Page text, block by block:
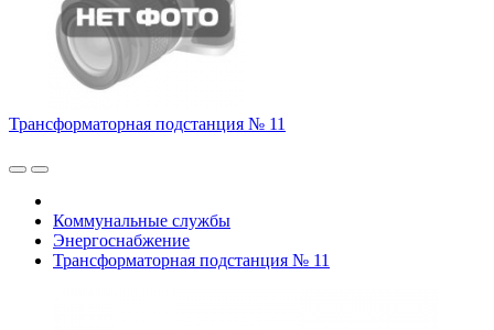
Трансформаторная подстанция № 11
Коммунальные службы
Энергоснабжение
Трансформаторная подстанция № 11